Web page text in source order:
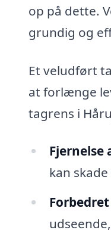
op på dette.
grundig og
Et veludført
at forlænge
tagrens i
Fjernelse
kan